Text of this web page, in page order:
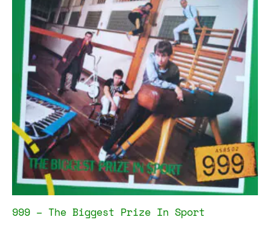
999 – The Biggest Prize In Sport